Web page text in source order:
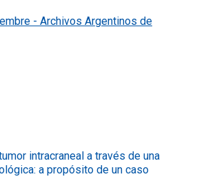
- Archivos Argentinos de
intracraneal a través de una
a propósito de un caso